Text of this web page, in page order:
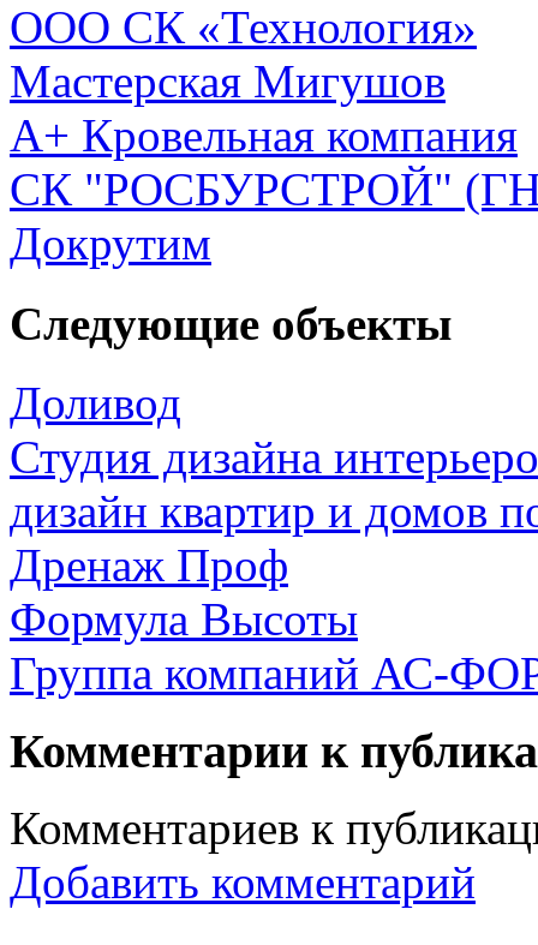
ООО СК «Технология»
Мастерская Мигушов
А+ Кровельная компания
СК "РОСБУРСТРОЙ"
Докрутим
Следующие объекты
Доливод
Студия дизайна
дизайн квартир и домов
Дренаж Проф
Формула Высоты
Группа компаний АС-
Комментарии к
Комментариев к
Добавить комментарий